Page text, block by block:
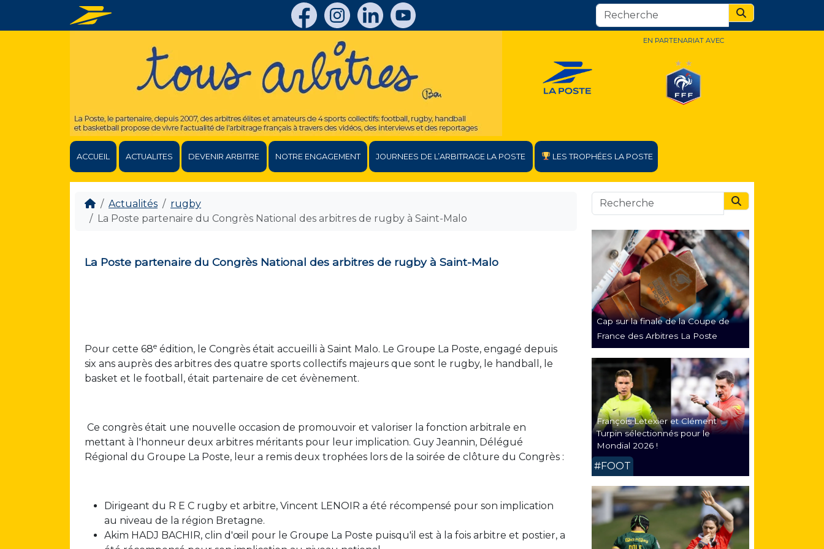
Search
EN PARTENARIAT AVEC
ACCUEIL ACTUALITES DEVENIR ARBITRE NOTRE ENGAGEMENT JOURNEES DE L’ARBITRAGE LA POSTE LES TROPHÉES LA POSTE
Actualités
rugby
La Poste partenaire du Congrès National des arbitres de rugby à Saint-Malo
La Poste partenaire du Congrès National des arbitres de rugby à Saint-Malo
Pour cette 68e édition, le Congrès était accueilli à Saint Malo. Le Groupe La Poste, engagé depuis
six ans auprès des arbitres des quatre sports collectifs majeurs que sont le rugby, le handball, le
basket et le football, était partenaire de cet évènement.
Ce congrès était une nouvelle occasion de promouvoir et valoriser la fonction arbitrale en
mettant à l'honneur deux arbitres méritants pour leur implication. Guy Jeannin, Délégué
Régional du Groupe La Poste, leur a remis deux trophées lors de la soirée de clôture du Congrès :
Dirigeant du R E C rugby et arbitre, Vincent LENOIR a été récompensé pour son implication
au niveau de la région Bretagne.
Akim HADJ BACHIR, clin d'œil pour le Groupe La Poste puisqu'il est à la fois arbitre et postier, a
Search
Cap sur la finale de la Coupe de
France des Arbitres La Poste
François Letexier et Clément
Turpin sélectionnés pour le
Mondial 2026 !
#FOOT